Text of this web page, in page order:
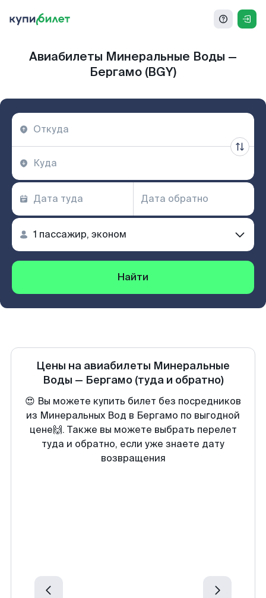
Авиабилеты Минеральные Воды —
Бергамо (BGY)
Найти
Цены на авиабилеты Минеральные
Воды — Бергамо (туда и обратно)
😍 Вы можете купить билет без посредников
из Минеральных Вод в Бергамо по выгодной
цене🙌. Также вы можете выбрать перелет
туда и обратно, если уже знаете дату
возвращения